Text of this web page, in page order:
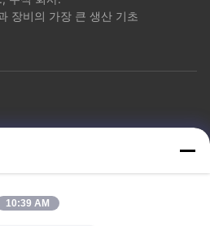
장비의 가장 큰 생산 기초
10:39 AM